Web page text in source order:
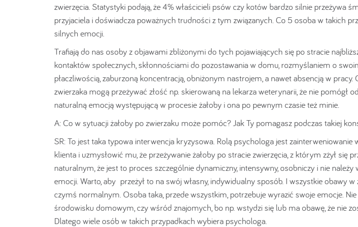
zwierzęcia. Statystyki podają, że 4% właścicieli psów czy kotów bardzo silnie przeżywa
przyjaciela i doświadcza poważnych trudności z tym związanych. Co 5 osoba w takich
silnych emocji.
Trafiają do nas osoby z objawami zbliżonymi do tych pojawiających się po stracie
kontaktów społecznych, skłonnościami do pozostawania w domu, rozmyślaniem o
płaczliwością, zaburzoną koncentracją, obniżonym nastrojem, a nawet absencją w pracy.
zwierzaka mogą przeżywać złość np. skierowaną na lekarza weterynarii, że nie pomógł
naturalną emocją występującą w procesie żałoby i ona po pewnym czasie też minie.
A: Co w sytuacji żałoby po zwierzaku może pomóc? Jak Ty pomagasz podczas takiej
SR: To jest taka typowa interwencja kryzysowa. Rolą psychologa jest zainterweniowanie
klienta i uzmysłowić mu, że przeżywanie żałoby po stracie zwierzęcia, z którym zżył się
naturalnym, że jest to proces szczególnie dynamiczny, intensywny, osobniczy i nie
emocji. Warto, aby przeżył to na swój własny, indywidualny sposób. I wszystkie obawy w
czymś normalnym. Osoba taka, przede wszystkim, potrzebuje wyrazić swoje emocje.
środowisku domowym, czy wśród znajomych, bo np. wstydzi się lub ma obawę, że nie
Dlatego wiele osób w takich przypadkach wybiera psychologa.